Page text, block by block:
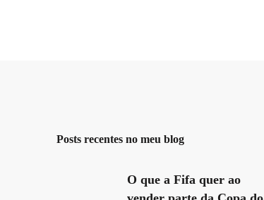
Posts recentes no meu blog
O que a Fifa quer ao